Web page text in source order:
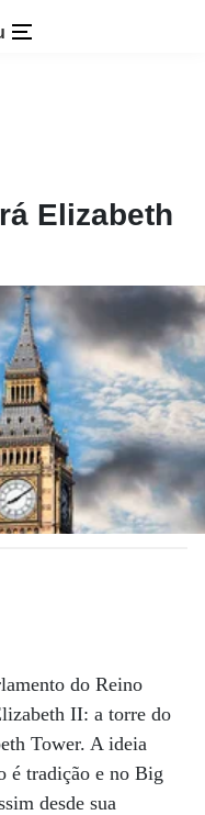
Elizabeth
do Reino
II: a torre do
Tower. A ideia
é tradição e no Big
desde sua